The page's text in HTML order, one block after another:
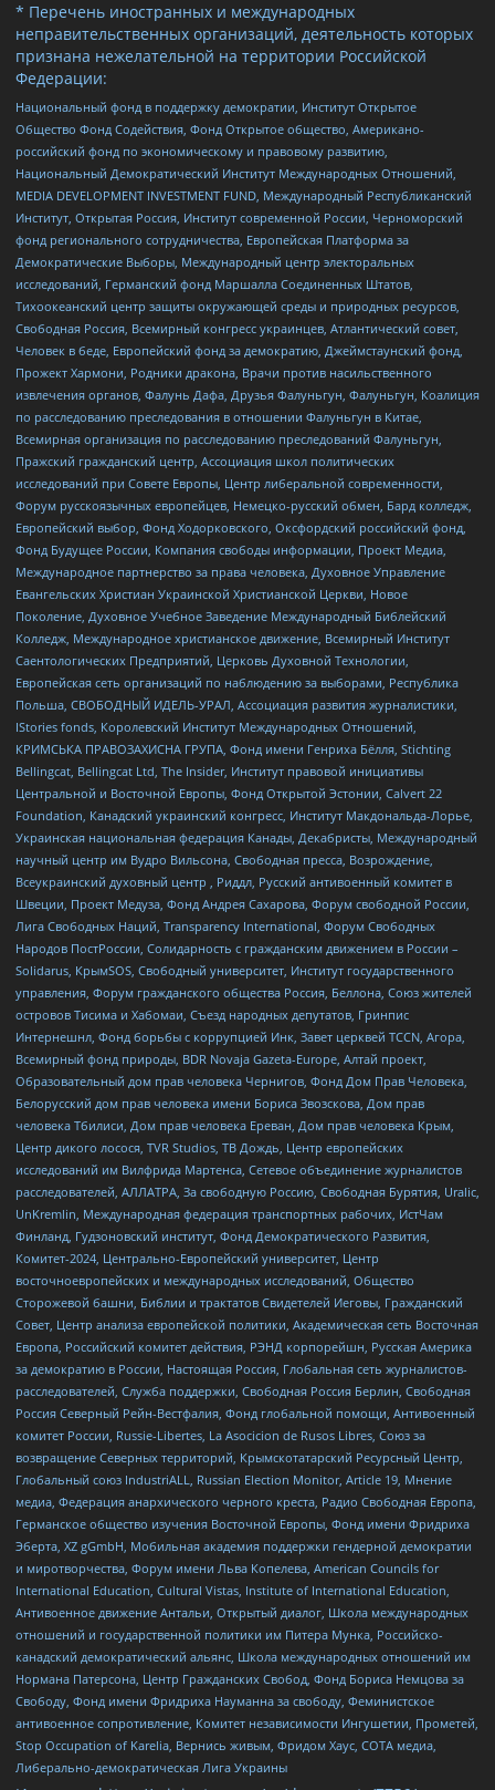
* Перечень иностранных и международных
неправительственных организаций, деятельность которых
признана нежелательной на территории Российской
Федерации:
Национальный фонд в поддержку демократии, Институт Открытое
Общество Фонд Содействия, Фонд Открытое общество, Американо-
российский фонд по экономическому и правовому развитию,
Национальный Демократический Институт Международных Отношений,
MEDIA DEVELOPMENT INVESTMENT FUND, Международный Республиканский
Институт, Открытая Россия, Институт современной России, Черноморский
фонд регионального сотрудничества, Европейская Платформа за
Демократические Выборы, Международный центр электоральных
исследований, Германский фонд Маршалла Соединенных Штатов,
Тихоокеанский центр защиты окружающей среды и природных ресурсов,
Свободная Россия, Всемирный конгресс украинцев, Атлантический совет,
Человек в беде, Европейский фонд за демократию, Джеймстаунский фонд,
Прожект Хармони, Родники дракона, Врачи против насильственного
извлечения органов, Фалунь Дафа, Друзья Фалуньгун, Фалуньгун, Коалиция
по расследованию преследования в отношении Фалуньгун в Китае,
Всемирная организация по расследованию преследований Фалуньгун,
Пражский гражданский центр, Ассоциация школ политических
исследований при Совете Европы, Центр либеральной современности,
Форум русскоязычных европейцев, Немецко-русский обмен, Бард колледж,
Европейский выбор, Фонд Ходорковского, Оксфордский российский фонд,
Фонд Будущее России, Компания свободы информации, Проект Медиа,
Международное партнерство за права человека, Духовное Управление
Евангельских Христиан Украинской Христианской Церкви, Новое
Поколение, Духовное Учебное Заведение Международный Библейский
Колледж, Международное христианское движение, Всемирный Институт
Саентологических Предприятий, Церковь Духовной Технологии,
Европейская сеть организаций по наблюдению за выборами, Республика
Польша, СВОБОДНЫЙ ИДЕЛЬ-УРАЛ, Ассоциация развития журналистики,
IStories fonds, Королевский Институт Международных Отношений,
КРИМСЬКА ПРАВОЗАХИСНА ГРУПА, Фонд имени Генриха Бёлля, Stichting
Bellingcat, Bellingcat Ltd, The Insider, Институт правовой инициативы
Центральной и Восточной Европы, Фонд Открытой Эстонии, Calvert 22
Foundation, Канадский украинский конгресс, Институт Макдональда-Лорье,
Украинская национальная федерация Канады, Декабристы, Международный
научный центр им Вудро Вильсона, Свободная пресса, Возрождение,
Всеукраинский духовный центр , Риддл, Русский антивоенный комитет в
Швеции, Проект Медуза, Фонд Андрея Сахарова, Форум свободной России,
Лига Свободных Наций, Transparеncy International, Форум Свободных
Народов ПостРоссии, Солидарность с гражданским движением в России –
Solidarus, КрымSOS, Свободный университет, Институт государственного
управления, Форум гражданского общества Россия, Беллона, Союз жителей
островов Тисима и Хабомаи, Съезд народных депутатов, Гринпис
Интернешнл, Фонд борьбы с коррупцией Инк, Завет церквей TCCN, Агора,
Всемирный фонд природы, BDR Novaja Gazeta-Europe, Алтай проект,
Образовательный дом прав человека Чернигов, Фонд Дом Прав Человека,
Белорусский дом прав человека имени Бориса Звозскова, Дом прав
человека Тбилиси, Дом прав человека Ереван, Дом прав человека Крым,
Центр дикого лосося, TVR Studios, ТВ Дождь, Центр европейских
исследований им Вилфрида Мартенса, Сетевое объединение журналистов
расследователей, АЛЛАТРА, За свободную Россию, Свободная Бурятия, Uralic,
UnKremlin, Международная федерация транспортных рабочих, ИстЧам
Финланд, Гудзоновский институт, Фонд Демократического Развития,
Комитет-2024, Центрально-Европейский университет, Центр
восточноевропейских и международных исследований, Общество
Сторожевой башни, Библии и трактатов Свидетелей Иеговы, Гражданский
Совет, Центр анализа европейской политики, Академическая сеть Восточная
Европа, Российский комитет действия, РЭНД корпорейшн, Русская Америка
за демократию в России, Настоящая Россия, Глобальная сеть журналистов-
расследователей, Служба поддержки, Свободная Россия Берлин, Свободная
Россия Северный Рейн-Вестфалия, Фонд глобальной помощи, Антивоенный
комитет России, Russie-Libertes, La Asocicion de Rusos Libres, Союз за
возвращение Северных территорий, Крымскотатарский Ресурсный Центр,
Глобальный союз IndustriALL, Russian Election Monitor, Article 19, Мнение
медиа, Федерация анархического черного креста, Радио Свободная Европа,
Германское общество изучения Восточной Европы, Фонд имени Фридриха
Эберта, XZ gGmbH, Мобильная академия поддержки гендерной демократии
и миротворчества, Форум имени Льва Копелева, American Councils for
International Education, Cultural Vistas, Institute of International Education,
Антивоенное движение Антальи, Открытый диалог, Школа международных
отношений и государственной политики им Питера Мунка, Российско-
канадский демократический альянс, Школа международных отношений им
Нормана Патерсона, Центр Гражданских Свобод, Фонд Бориса Немцова за
Свободу, Фонд имени Фридриха Науманна за свободу, Феминистское
антивоенное сопротивление, Комитет независимости Ингушетии, Прометей,
Stop Occupation of Karelia, Вернись живым, Фридом Хаус, СОТА медиа,
Либерально-демократическая Лига Украины